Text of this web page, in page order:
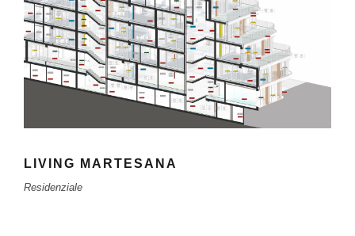
LIVING MARTESANA
Residenziale